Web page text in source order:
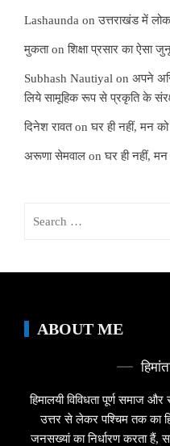
Lashaunda onउत्तराखंड में
मुकताonशिक्षा प्रसार का ऐसा
Subhash Nautiyal on अपने
लिये सामूहिक रूप से प्रकृति के
दिनेश रावतonघर ही नहीं, मन को
अरूणा सेमवाल onघर ही नहीं, मन
ABOUT ME
हिमालयी विविधता पूर्ण समाज
उत्तर से लेकर पश्चिम तक का
जनसख्यां का निर्धारण करता हैं,